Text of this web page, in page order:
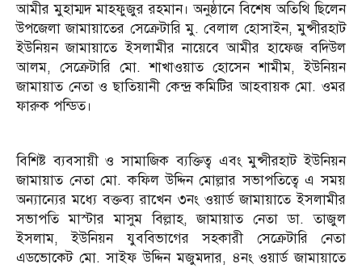
আমীর মুহাম্মদ মাহফুজুর রহমান। অনুষ্ঠানে বিশেষ অতিথি ছিলেন
উপজেলা জামায়াতের সেক্রেটারি মু. বেলাল হোসাইন, মুন্সীরহাট
ইউনিয়ন জামায়াতে ইসলামীর নায়েবে আমীর হাফেজ বদিউল
আলম, সেক্রেটারি মো. শাখাওয়াত হোসেন শামীম, ইউনিয়ন
জামায়াত নেতা ও ছাতিয়ানী কেন্দ্র কমিটির আহবায়ক মো. ওমর
ফারুক পন্ডিত।
বিশিষ্ট ব্যবসায়ী ও সামাজিক ব্যক্তিত্ব এবং মুন্সীরহাট ইউনিয়ন
জামায়াত নেতা মো. কফিল উদ্দিন মোল্লার সভাপতিত্বে এ সময়
অন্যান্যের মধ্যে বক্তব্য রাখেন ৩নং ওয়ার্ড জামায়াতে ইসলামীর
সভাপতি মাস্টার মাসুম বিল্লাহ, জামায়াত নেতা ডা. তাজুল
ইসলাম, ইউনিয়ন যুববিভাগের সহকারী সেক্রেটারি নেতা
এডভোকেট মো. সাইফ উদ্দিন মজুমদার, ৪নং ওয়ার্ড জামায়াতে